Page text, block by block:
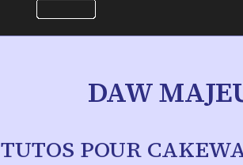
DAW
TUTOS POUR